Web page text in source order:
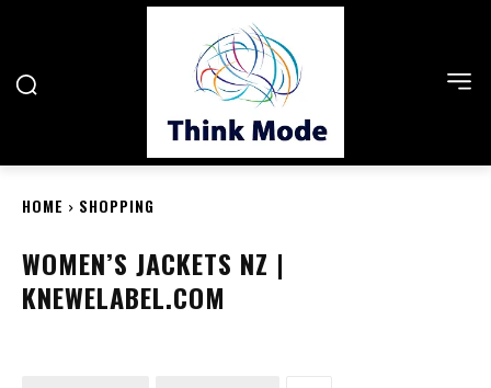
HOME SHOPPING
WOMEN’S JACKETS NZ |
KNEWELABEL.COM